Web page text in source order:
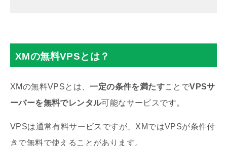
XMの無料VPSとは？
XMの無料VPSとは、一定の条件を満たすことでVPSサ
ーバーを無料でレンタル可能なサービスです。
VPSは通常有料サービスですが、XMではVPSが条件付
きで無料で使えることがあります。